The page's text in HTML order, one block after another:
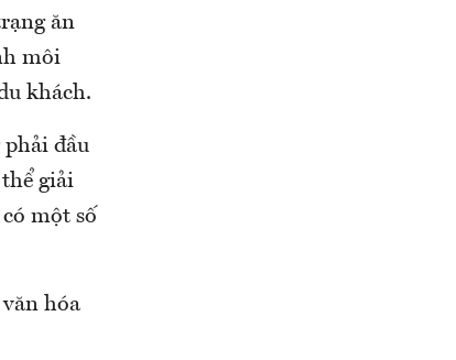
ăn
môi
khách.
phải đầu
giải
một số
hóa